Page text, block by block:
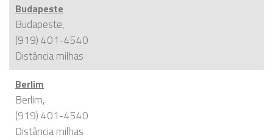
Budapeste
Budapeste,
(919) 401-4540
Distânciamilhas
Berlim
Berlim,
(919) 401-4540
Distânciamilhas